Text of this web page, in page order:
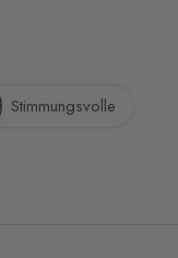
Stimmungsvolle